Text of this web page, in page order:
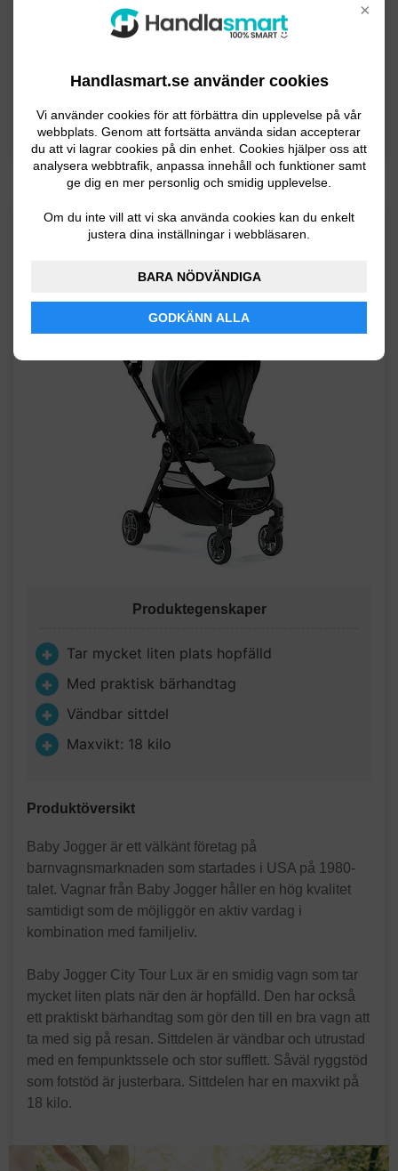
×
Handlasmart.se använder cookies
Vi använder cookies för att förbättra din upplevelse på vår
webbplats. Genom att fortsätta använda sidan accepterar
du att vi lagrar cookies på din enhet. Cookies hjälper oss att
analysera webbtrafik, anpassa innehåll och funktioner samt
ge dig en mer personlig och smidig upplevelse.
Om du inte vill att vi ska använda cookies kan du enkelt
justera dina inställningar i webbläsaren.
BARA NÖDVÄNDIGA
GODKÄNN ALLA
justera. Sittdelen kan fällas ner till fullt liggläge och är
utrustad med en praktisk fempunktssele. Vagnen är
den är hopfälld. Maxvikten för B-Motion 4 Plus är 22
suffletten.
BÄSTA RESEVAGN
Baby Jogger
Produktegenskaper
Tar mycket liten plats hopfälld
Med praktisk bärhandtag
Vändbar sittdel
Maxvikt: 18 kilo
Produktöversikt
Baby Jogger är ett välkänt företag på
barnvagnsmarknaden som startades i USA på 1980-
talet. Vagnar från Baby Jogger håller en hög kvalitet
samtidigt som de möjliggör en aktiv vardag i
kombination med familjeliv.
Baby Jogger City Tour Lux är en smidig vagn som tar
mycket liten plats när den är hopfälld. Den har också
ett praktiskt bärhandtag som gör den till en bra vagn att
ta med sig på resan. Sittdelen är vändbar och utrustad
med en fempunktssele och stor sufflett. Såväl ryggstöd
som fotstöd är justerbara. Sittdelen har en maxvikt på
18 kilo.